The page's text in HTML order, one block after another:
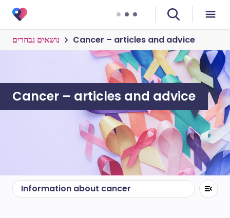
נושאים נבחרים Cancer – articles and advice
Cancer – articles and advice
Information about cancer